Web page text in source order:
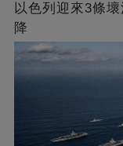
以色列迎來3條
降